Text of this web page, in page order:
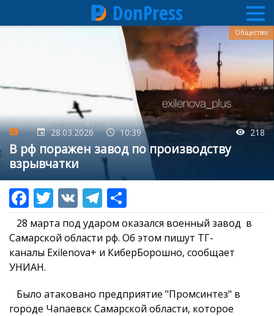
DonPress
28.03.2026 10:39 218
В рф поражен завод по производству
взрывчатки
Общество
28 марта под ударом оказался военный завод в
Самарской области рф. Об этом пишут ТГ-
каналы Exilenova+ и КиберБорошно, сообщает
УНИАН.
Было атаковано предприятие "Промсинтез" в
городе Чапаевск Самарской области, которое